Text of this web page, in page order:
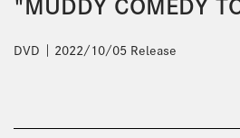
"MUDDY COMEDY
DVD 2022/10/05 Release